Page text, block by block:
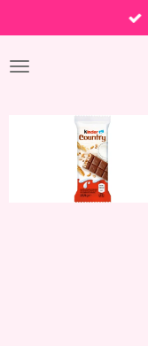
Hauptinhalt
springen